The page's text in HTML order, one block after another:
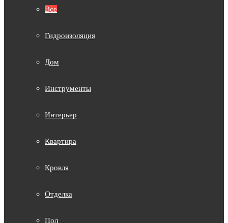
Все
Гидроизоляция
Дом
Инструменты
Интерьер
Квартира
Кровля
Отделка
Пол